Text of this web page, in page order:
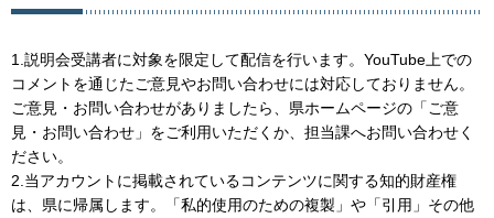
1.説明会受講者に対象を限定して配信を行います。YouTube上での
コメントを通じたご意見やお問い合わせには対応しておりません。
ご意見・お問い合わせがありましたら、県ホームページの「ご意
見・お問い合わせ」をご利用いただくか、担当課へお問い合わせく
ださい。
2.当アカウントに掲載されているコンテンツに関する知的財産権
は、県に帰属します。「私的使用のための複製」や「引用」その他